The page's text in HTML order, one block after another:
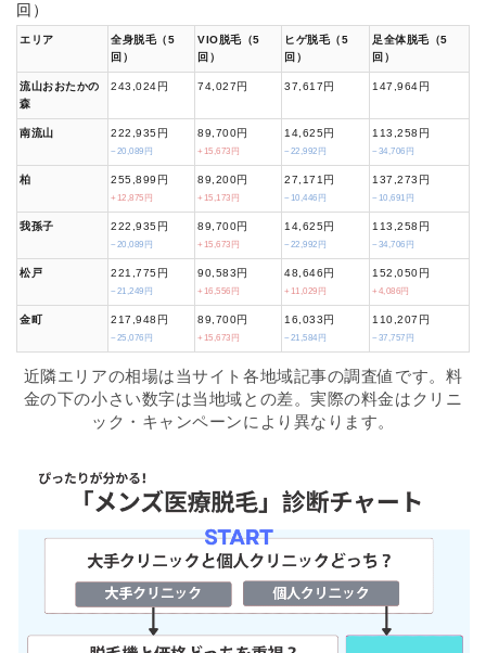
回）
エリア
全身脱毛（5
回）
VIO脱毛（5
回）
ヒゲ脱毛（5
回）
足全体脱毛（5
回）
流山おおたかの
森
243,024円 74,027円 37,617円 147,964円
南流山 222,935円
−20,089円
89,700円
+15,673円
14,625円
−22,992円
113,258円
−34,706円
柏 255,899円
+12,875円
89,200円
+15,173円
27,171円
−10,446円
137,273円
−10,691円
我孫子 222,935円
−20,089円
89,700円
+15,673円
14,625円
−22,992円
113,258円
−34,706円
松戸 221,775円
−21,249円
90,583円
+16,556円
48,646円
+11,029円
152,050円
+4,086円
金町 217,948円
−25,076円
89,700円
+15,673円
16,033円
−21,584円
110,207円
−37,757円
近隣エリアの相場は当サイト各地域記事の調査値です。料
金の下の小さい数字は当地域との差。実際の料金はクリニ
ック・キャンペーンにより異なります。